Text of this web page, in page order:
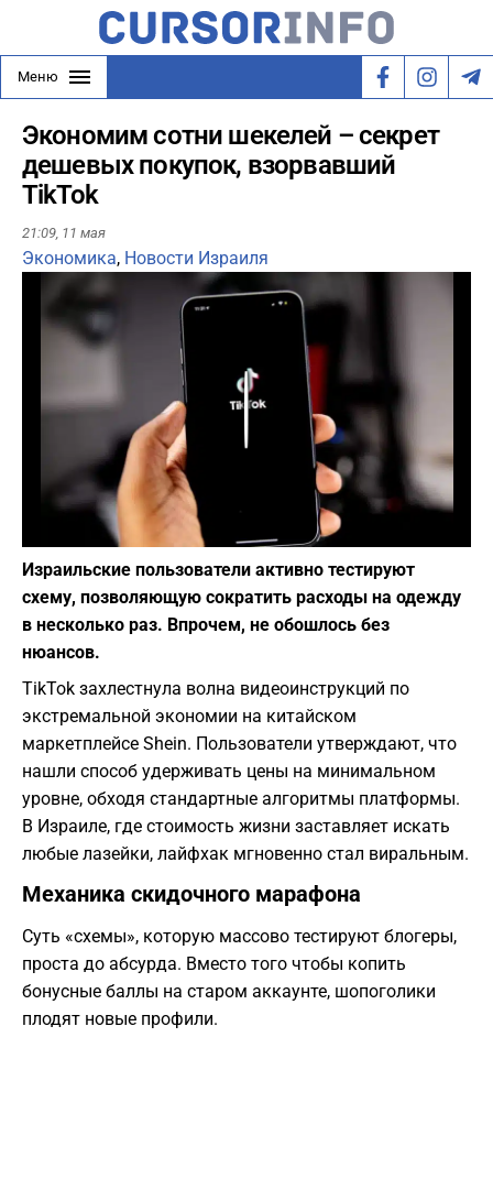
Меню
Экономим сотни шекелей – секрет
дешевых покупок, взорвавший
TikTok
21:09, 11 мая
Экономика, Новости Израиля
Израильские пользователи активно тестируют
схему, позволяющую сократить расходы на одежду
в несколько раз. Впрочем, не обошлось без
нюансов.
TikTok захлестнула волна видеоинструкций по
экстремальной экономии на китайском
маркетплейсе Shein. Пользователи утверждают, что
нашли способ удерживать цены на минимальном
уровне, обходя стандартные алгоритмы платформы.
В Израиле, где стоимость жизни заставляет искать
любые лазейки, лайфхак мгновенно стал виральным.
Механика скидочного марафона
Суть «схемы», которую массово тестируют блогеры,
проста до абсурда. Вместо того чтобы копить
бонусные баллы на старом аккаунте, шопоголики
плодят новые профили.